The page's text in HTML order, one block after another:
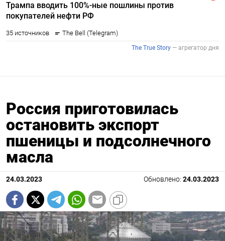
Россия приготовилась
остановить экспорт
пшеницы и подсолнечного
масла
24.03.2023 Обновлено: 24.03.2023